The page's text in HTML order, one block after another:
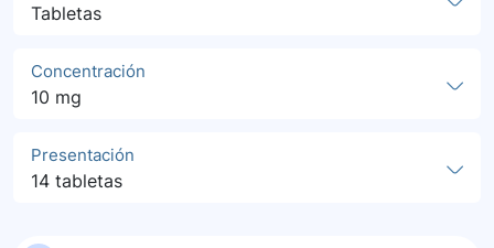
Tabletas
Concentración
10 mg
Presentación
14 tabletas